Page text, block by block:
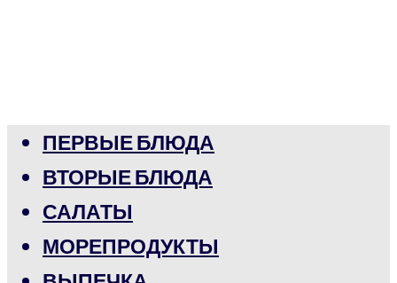
ПЕРВЫЕ БЛЮДА
ВТОРЫЕ БЛЮДА
САЛАТЫ
МОРЕПРОДУКТЫ